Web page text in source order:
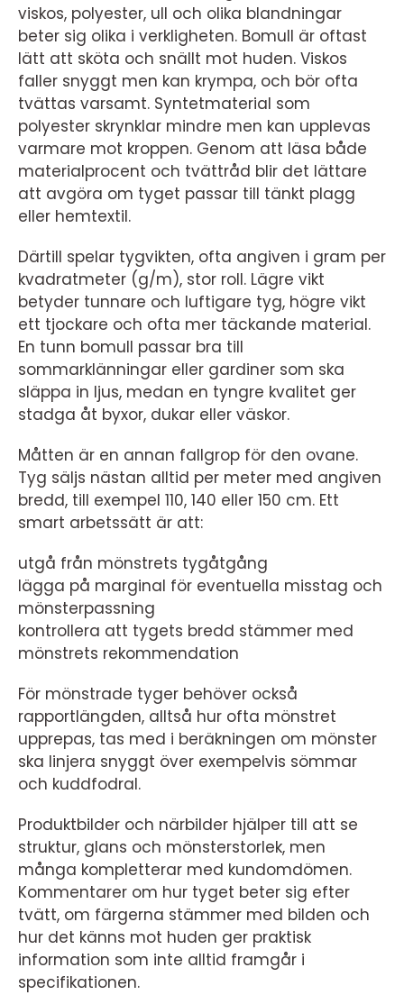
viskos, polyester, ull och olika blandningar
beter sig olika i verkligheten. Bomull är oftast
lätt att sköta och snällt mot huden. Viskos
faller snyggt men kan krympa, och bör ofta
tvättas varsamt. Syntetmaterial som
polyester skrynklar mindre men kan upplevas
varmare mot kroppen. Genom att läsa både
materialprocent och tvättråd blir det lättare
att avgöra om tyget passar till tänkt plagg
eller hemtextil.
Därtill spelar tygvikten, ofta angiven i gram per
kvadratmeter (g/m), stor roll. Lägre vikt
betyder tunnare och luftigare tyg, högre vikt
ett tjockare och ofta mer täckande material.
En tunn bomull passar bra till
sommarklänningar eller gardiner som ska
släppa in ljus, medan en tyngre kvalitet ger
stadga åt byxor, dukar eller väskor.
Måtten är en annan fallgrop för den ovane.
Tyg säljs nästan alltid per meter med angiven
bredd, till exempel 110, 140 eller 150 cm. Ett
smart arbetssätt är att:
utgå från mönstrets tygåtgång
lägga på marginal för eventuella misstag och
mönsterpassning
kontrollera att tygets bredd stämmer med
mönstrets rekommendation
För mönstrade tyger behöver också
rapportlängden, alltså hur ofta mönstret
upprepas, tas med i beräkningen om mönster
ska linjera snyggt över exempelvis sömmar
och kuddfodral.
Produktbilder och närbilder hjälper till att se
struktur, glans och mönsterstorlek, men
många kompletterar med kundomdömen.
Kommentarer om hur tyget beter sig efter
tvätt, om färgerna stämmer med bilden och
hur det känns mot huden ger praktisk
information som inte alltid framgår i
specifikationen.